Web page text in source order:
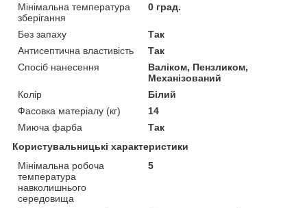
Мінімальна температура
зберігання
0 град.
Без запаху
Так
Антисептична властивість
Так
Спосіб нанесення
Валіком, Пензликом,
Механізований
Колір
Білий
Фасовка матеріалу (кг)
14
Миюча фарба
Так
Користувальницькі характеристики
Мінімальна робоча
температура
навколишнього
середовища
5